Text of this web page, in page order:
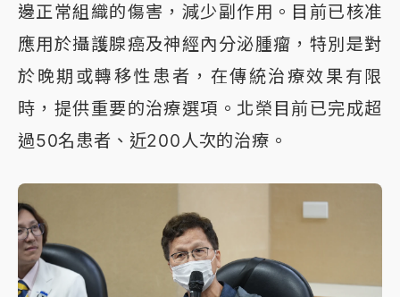
邊正常組織的傷害，減少副作用。目前已核准
應用於攝護腺癌及神經內分泌腫瘤，特別是對
於晚期或轉移性患者，在傳統治療效果有限
時，提供重要的治療選項。北榮目前已完成超
過50名患者、近200人次的治療。